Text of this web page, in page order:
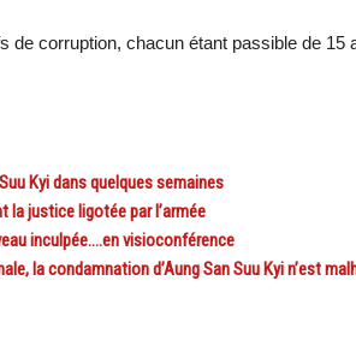
de corruption, chacun étant passible de 15
Kyi dans quelques semaines
la justice ligotée par l’armée
inculpée….en visioconférence
la condamnation d’Aung San Suu Kyi n’est